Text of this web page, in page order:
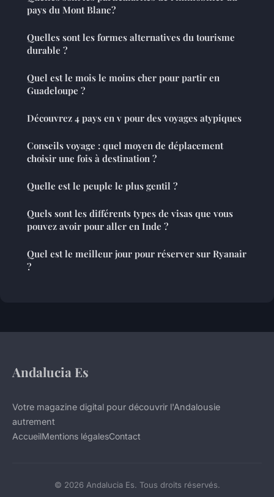
pays du Mont Blanc ?
Quelles sont les formes alternatives du tourisme
durable ?
Quel est le mois le moins cher pour partir en
Guadeloupe ?
Découvrez 4 pays en v pour des voyages atypiques
Conseils voyage : quel moyen de déplacement
choisir une fois à destination ?
Quelle est le peuple le plus gentil ?
Quels sont les différents types de visas que vous
pouvez avoir pour aller en Inde ?
Quel est le meilleur jour pour réserver sur Ryanair
?
Andalucia Es
Votre magazine digital pour découvrir l'Andalousie
autrement
AccueilMentions légalesContact
© 2026 Andalucia Es. Tous droits réservés.